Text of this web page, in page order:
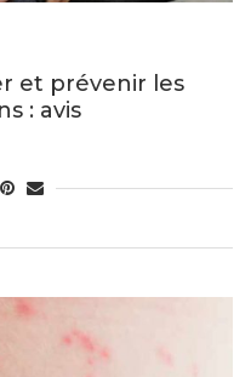
et prévenir les
: avis